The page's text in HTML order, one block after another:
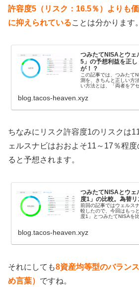
許容度5（リスク：16.5％）よりも
に抑えられていることは分かります。
つみたてNISAとウェ
5」の予想利益を正
が！？
この記事では、つみたて
測を、きちんと正しい方
い方法とは、「両者をア
えて、同じ土俵で比較を
blog.tacos-heaven.xyz
ちなみにリスク許容度1のリスクは
ェルスナビはおおよそ11～17％程
ると予想されます。
つみたてNISAとウェ
度1」の比較。為替リ
前回の記事ではウェルス
較したので、今回はもっ
度1」とつみたてNISAを
blog.tacos-heaven.xyz
それにしても8資産均等型のバラン
め言葉） ですね。